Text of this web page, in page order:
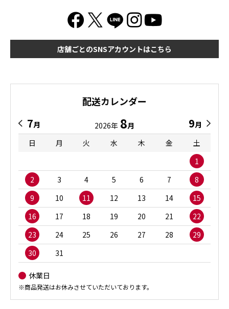
店舗ごとのSNSアカウントはこちら
配送カレンダー
7月 2026年 8月 9月
日
月 火 水 木 金
土
1
2
3 4 5 6 7
8
9
10 11 12 13 14
15
16
17 18 19 20 21
22
23
24 25 26 27 28
29
30
31
休業日
※商品発送はお休みさせていただいております。